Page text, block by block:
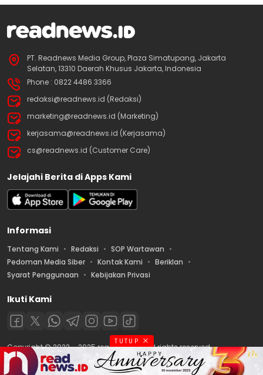
PT. Readnews Media Group, Plaza Simatupang, Jakarta
Selatan, 13310 Daerah Khusus Jakarta, Indonesia
Phone : 0822 4486 3366
redaksi@readnews.id (Redaksi)
marketing@readnews.id (Marketing)
kerjasama@readnews.id (Kerjasama)
cs@readnews.id (Customer Care)
Jelajahi Berita di Apps Kami
Informasi
Tentang Kami Redaksi
SOP Wartawan
Pedoman Media Siber
Kontak Kami
Beriklan
Syarat Penggunaan
Kebijakan Privasi
Ikuti Kami
Copyright © 2022 – 2025 readnews.id | All rights reserved.
TUTUP